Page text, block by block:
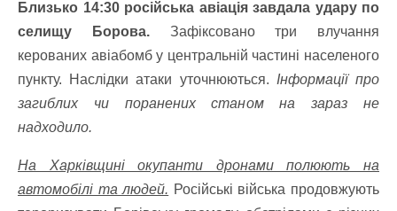
Близько 14:30 російська авіація завдала удару по
селищу Борова.Зафіксовано три влучання
керованих авіабомб у центральній частині населеного
пункту. Наслідки атаки уточнюються. Інформації про
загиблих чи поранених станом на зараз не
надходило.
На Харківщині окупанти дронами полюють на
автомобілі та людей. Російські війська продовжують